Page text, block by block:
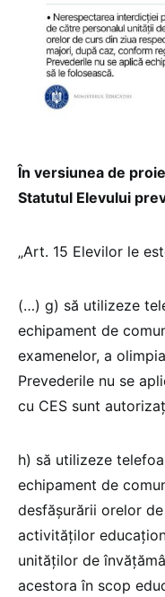
În versiunea de
Statutul Elevului
„Art. 15 Elevilor le
(…) g) să utilizeze
echipament de
examenelor, a
Prevederile nu se
cu CES sunt
h) să utilizeze
echipament de
desfășurării orelor
activităților
unităților de
acestora în scop